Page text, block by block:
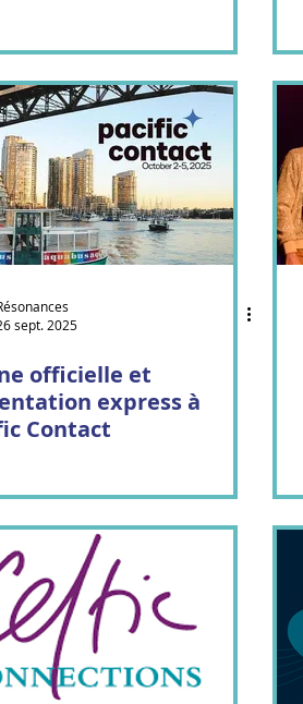
sept. 2025
officielle et
express à
Contact